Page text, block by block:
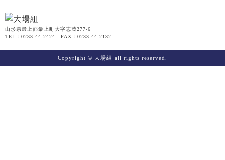
山形県最上郡最上町大字志茂277-6
TEL：0233-44-2424 FAX：0233-44-2132
Copyright © 大場組 all rights reserved.